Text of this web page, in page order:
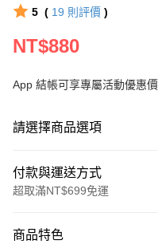
5 ( 19 則評價 )
NT$880
App 結帳可享專屬活動優惠價
請選擇商品選項
付款與運送方式
超取滿NT$699免運
商品特色